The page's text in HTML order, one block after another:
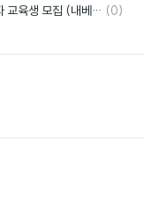
[채용연계형] 2026년도 하반기 SW 풀스택 개발자 교육생 모집 (내베카X, 자부담없음) 댓
(0)